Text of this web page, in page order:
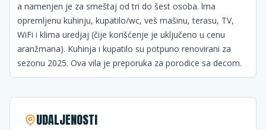
a namenjen je za smeštaj od tri do šest osoba. lma
opremljenu kuhinju, kupatilo/wc, veš mašinu, terasu, TV,
WiFi i klima uredjaj (čije korišćenje je uključeno u cenu
aranžmana). Kuhinja i kupatilo su potpuno renovirani za
sezonu 2025. Ova vila je preporuka za porodice sa decom.
UDALJENOSTI